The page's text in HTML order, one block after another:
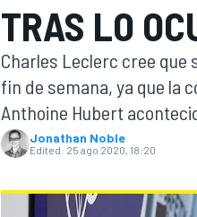
FÓRMULA E
NASCARINDYCARSPORTSCAR
TRAS LO
Charles Leclerc cree que
fin de semana, ya que la
Anthoine Hubert
Jonathan Noble
Edited: 25 ago 2020, 18:20